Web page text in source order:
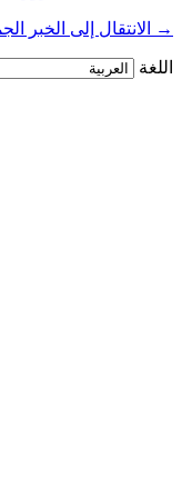
→ الانتقال إلى الخبر
اللغة